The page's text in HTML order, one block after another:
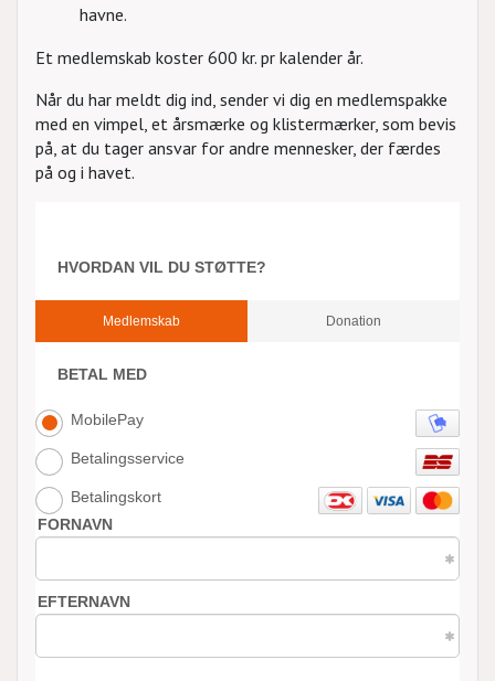
havne.
Et medlemskab koster 600 kr. pr kalender år.
Når du har meldt dig ind, sender vi dig en medlemspakke
med en vimpel, et årsmærke og klistermærker, som bevis
på, at du tager ansvar for andre mennesker, der færdes
på og i havet.